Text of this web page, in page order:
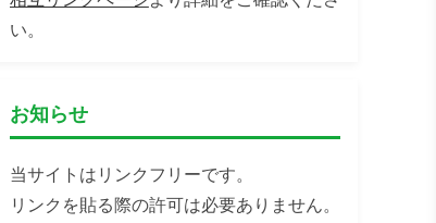
い。
お知らせ
当サイトはリンクフリーです。
リンクを貼る際の許可は必要ありません。